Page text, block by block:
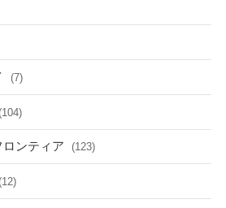
(7)
ンティア (123)